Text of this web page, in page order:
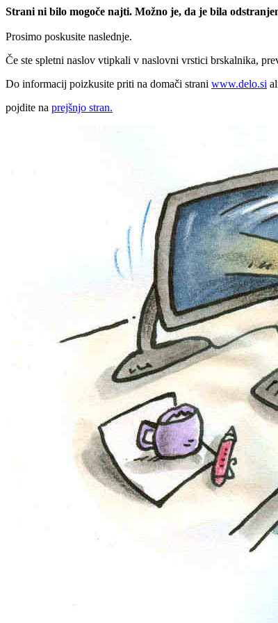
Strani ni bilo mogoče najti. Možno je, da je bila
Prosimo poskusite naslednje.
Če ste spletni naslov vtipkali v naslovni vrstici brskalnika,
Do informacij poizkusite priti na domači strani www.delo.si
pojdite na prejšnjo stran.